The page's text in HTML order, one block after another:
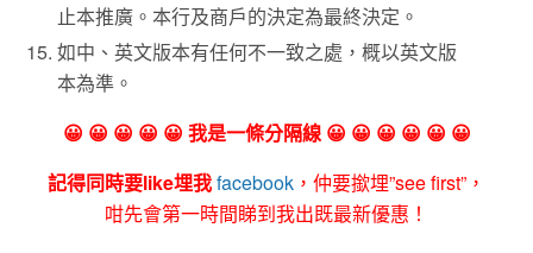
止本推廣。本行及商戶的決定為最終決定。
如中、英文版本有任何不一致之處，概以英文版
本為準。
😀 😀 😀 😀 😀 我是一條分隔線 😀 😀 😀 😀 😀 😀
記得同時要like埋我facebook ，仲要撳埋”see first”，
咁先會第一時間睇到我出既最新優惠！